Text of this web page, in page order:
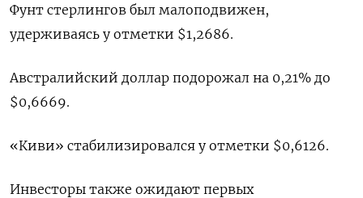
Фунт стерлингов был малоподвижен,
удерживаясь у отметки $1,2686​.
Австралийский доллар подорожал на 0,21% до
$0,6669​.
«Киви» стабилизировался у отметки $0,6126​.
Инвесторы также ожидают первых